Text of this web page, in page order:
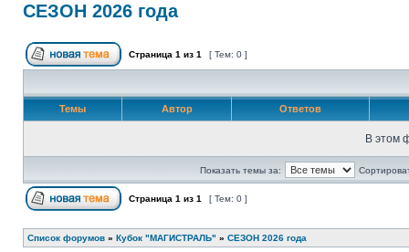
СЕЗОН 2026 года
Страница 1 из 1 [ Тем: 0 ]
Темы Автор Ответов
В этом
Показать темы за:
Страница 1 из 1 [ Тем: 0 ]
Список форумов » Кубок "МАГИСТРАЛЬ" » СЕЗОН 2026 года